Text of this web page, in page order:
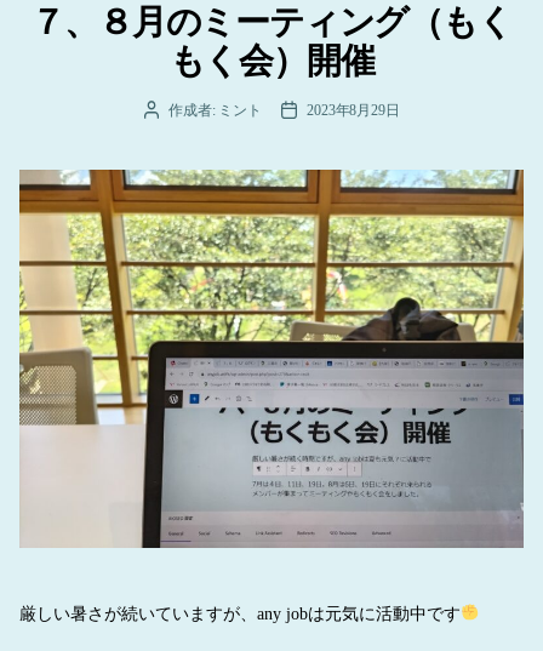
ゴ
リ
ー
７、８月のミーティング（もく
もく会）開催
投
作成者: ミント
投
2023年8月29日
厳しい暑さが続いていますが、any jobは元気に活動中です